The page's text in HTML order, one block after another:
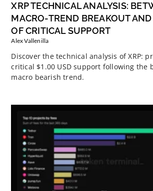
XRP TECHNICAL ANALYSIS:
MACRO-TREND BREAKOUT AND
OF CRITICAL SUPPORT
Alex Vallenilla
Discover the technical analysis of XRP:
critical $1.00 USD support following the
macro bearish trend.